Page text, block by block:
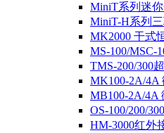
MiniT系列迷
MiniT-H系列
MK2000 干式
MS-100/MSC-
TMS-200/300
MK100-2A/4A
MB100-2A/4A
OS-100/200/
HM-3000红外